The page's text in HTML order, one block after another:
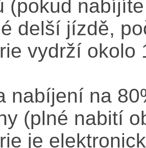
(pokud
delší jízdě,
vydrží okolo
nabíjení na
(plné nabití
je